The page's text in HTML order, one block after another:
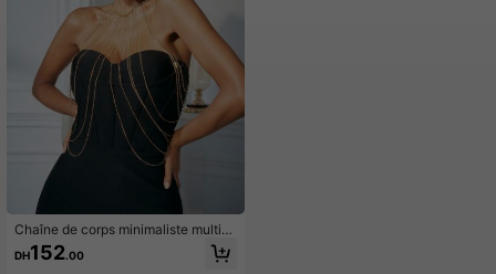
Chaîne de corps minimaliste multic
ouche
DH152.00